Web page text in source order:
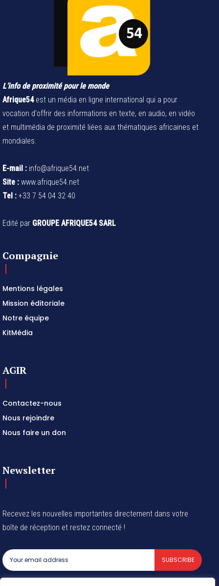
L’info de proximité pour le monde
Afrique54est un média en ligne international qui a pour
vocation d'offrir des informations en texte, en audio, en vidéo
et multimédia de proximité liées aux thématiques africaines et
mondiales.
E-mail : info@afrique54.net
Site : www.afrique54.net
Tel : +33 7 54 04 32 40
Edité par GROUPE AFRIQUE54 SARL
Compagnie
Mentions légales
Mission éditoriale
Notre équipe
KitMédia
AGIR
Contactez-nous
Nous rejoindre
Nous faire un don
Newsletter
Recevez les nouvelles importantes directement dans votre
boîte de réception et restez connecté !
SUBSCRIBE